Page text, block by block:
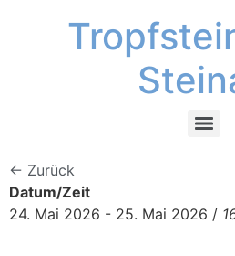
← Zurück
Datum/Zeit
24. Mai 2026 - 25. Mai 2026 /